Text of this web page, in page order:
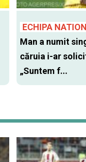
ECHIPA
Man a numit
căruia i-ar
„Suntem f...